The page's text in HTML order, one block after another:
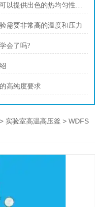
实验室高温高压釜的结构和设计可以提供出色的热均匀性和压力稳定性
需要非常高的温度和压力
会了吗?
高纯度要求
> 实验室高温高压釜 > WDFS